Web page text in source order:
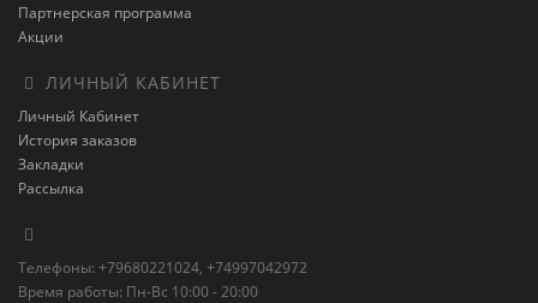
Партнерская программа
Акции
ЛИЧНЫЙ КАБИНЕТ
Личный Кабинет
История заказов
Закладки
Рассылка
Телефоны: +79680221024, +74997042972
Время работы: Пн-Вс 10:00 - 20:00